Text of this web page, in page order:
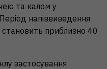
та калом у
напіввиведення
становить приблизно 40
застосування